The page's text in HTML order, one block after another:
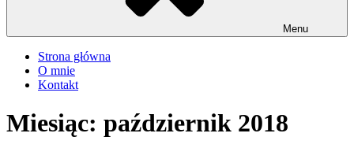
Menu
Strona główna
O mnie
Kontakt
Miesiąc: październik 2018